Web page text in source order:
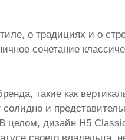
о традициях и о
сочетание
такие как
и
целом, дизайн H5